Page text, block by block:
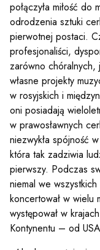
połączyła miłość do
odrodzenia sztuki
pierwotnej postaci.
profesjonaliści,
zarówno chóralnych,
własne projekty
w rosyjskich i
oni posiadają
w prawosławnych
niezwykła spójność
która tak zadziwia
pierwszy. Podczas
niemal we
koncertował w wielu
występował w
Kontynentu – od